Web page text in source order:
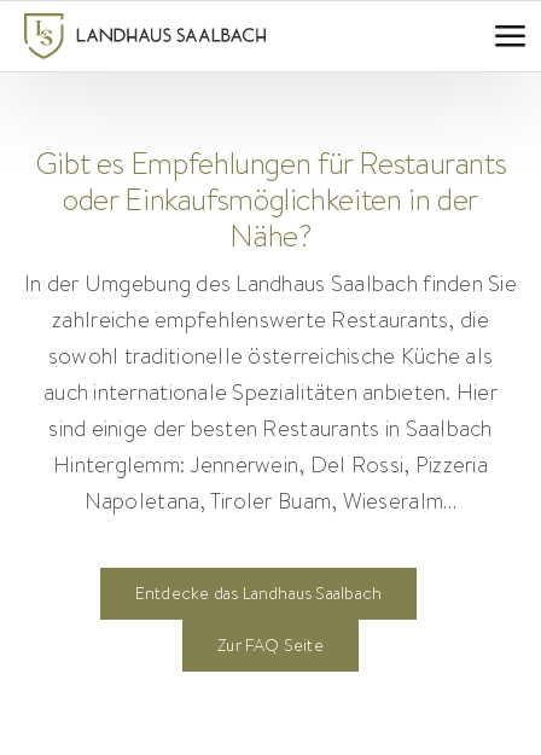
Zum
Inhalt
Gibt es Empfehlungen für Restaurants
oder Einkaufsmöglichkeiten in der
Nähe?
In der Umgebung des Landhaus Saalbach finden Sie
zahlreiche empfehlenswerte Restaurants, die
sowohl traditionelle österreichische Küche als
auch internationale Spezialitäten anbieten. Hier
sind einige der besten Restaurants in Saalbach
Hinterglemm: Jennerwein, Del Rossi, Pizzeria
Napoletana, Tiroler Buam, Wieseralm…
Entdecke das Landhaus Saalbach
Zur FAQ Seite